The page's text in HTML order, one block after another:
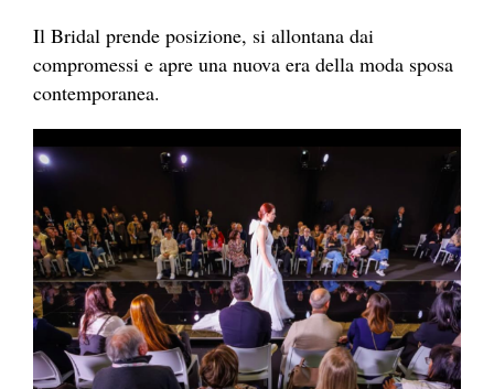
Il Bridal prende posizione, si allontana dai
compromessi e apre una nuova era della moda sposa
contemporanea.